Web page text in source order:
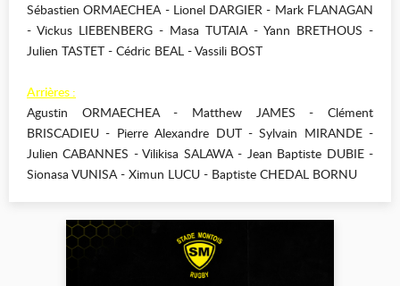
Sébastien ORMAECHEA - Lionel DARGIER - Mark FLANAGAN
- Vickus LIEBENBERG - Masa TUTAIA - Yann BRETHOUS -
Julien TASTET - Cédric BEAL - Vassili BOST
Arrières :
Agustin ORMAECHEA - Matthew JAMES - Clément
BRISCADIEU - Pierre Alexandre DUT - Sylvain MIRANDE -
Julien CABANNES - Vilikisa SALAWA - Jean Baptiste DUBIE -
Sionasa VUNISA - Ximun LUCU - Baptiste CHEDAL BORNU